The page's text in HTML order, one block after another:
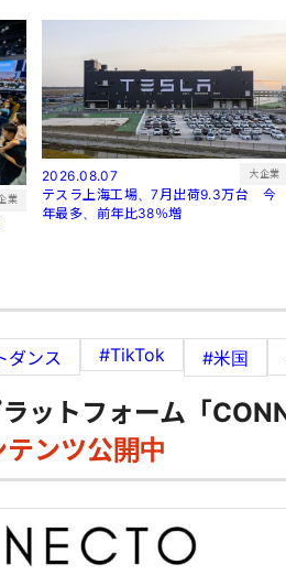
業
2026.08.07 大企業
テスラ上海工場、7月出荷9.3万台 今
年最多、前年比38％増
ダンス #TikTok #米国
ットフォーム「
ンツ公開中